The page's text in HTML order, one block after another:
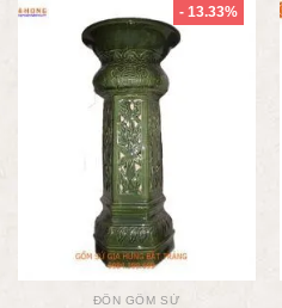
- 13.33%
ĐÔN GỐM SỨ